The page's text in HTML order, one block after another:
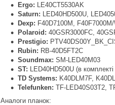
Ergo:
LE40CT5530AK
Saturn: LED40HD500U,
Dexp: F40D7100M,
Polaroid: 40GSR3000FC,
Prestigio:
Rubin: RB-40D5FT2C
Soundmax: SM-LED40M03
ST: LED40HD500U (в
TD Systems: K40DLM7F,
Telefunken: TF-LED40S03T2,
Аналоги планок: